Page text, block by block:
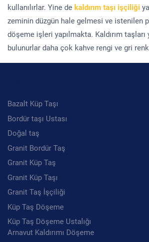
kullanılırlar. Yine de kaldırım taşı işçiliği
zeminin düzgün hale gelmesi ve istenilen
döşeme işleri yapılmakta. Kaldırım
bulunurlar daha çok kahve rengi ve gri
Bazalt Küp Taşı
Bordür taşı Ustası
Doğal taş
Granit Bordür Taş
Granit Küp Taş
Granit Küp Taşı
Granit Taş İşçiliği
Küp Taş Döşeme
Küp Taş Döşeme Ustalığı
Arnavut Kaldırımı Döşeme